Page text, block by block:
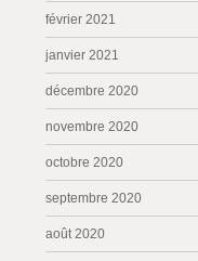
février 2021
janvier 2021
décembre 2020
novembre 2020
octobre 2020
septembre 2020
août 2020